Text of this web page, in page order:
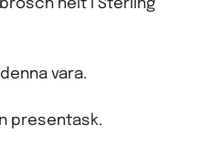
helt i Sterling
vara.
presentask.